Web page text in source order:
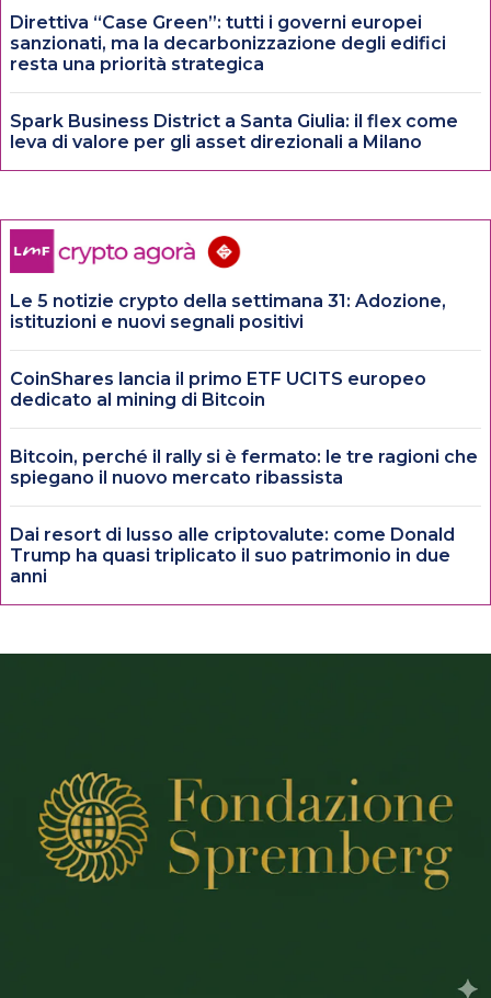
Direttiva “Case Green”: tutti i governi europei
sanzionati, ma la decarbonizzazione degli edifici
resta una priorità strategica
Spark Business District a Santa Giulia: il flex come
leva di valore per gli asset direzionali a Milano
Le 5 notizie crypto della settimana 31: Adozione,
istituzioni e nuovi segnali positivi
CoinShares lancia il primo ETF UCITS europeo
dedicato al mining di Bitcoin
Bitcoin, perché il rally si è fermato: le tre ragioni che
spiegano il nuovo mercato ribassista
Dai resort di lusso alle criptovalute: come Donald
Trump ha quasi triplicato il suo patrimonio in due
anni